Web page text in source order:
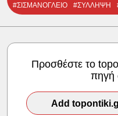
#ΣΙΣΜΑΝΟΓΛΕΙΟ
#ΣΥΛΛΗΨΗ
Προσθέστε το
πηγή
Add